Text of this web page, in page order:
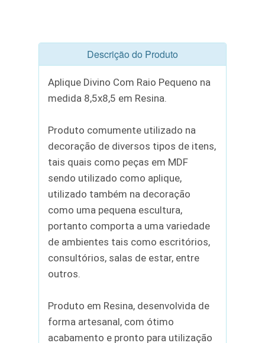
Descrição do Produto
Aplique Divino Com Raio Pequeno na
medida 8,5x8,5 em Resina.
Produto comumente utilizado na
decoração de diversos tipos de itens,
tais quais como peças em MDF
sendo utilizado como aplique,
utilizado também na decoração
como uma pequena escultura,
portanto comporta a uma variedade
de ambientes tais como escritórios,
consultórios, salas de estar, entre
outros.
Produto em Resina, desenvolvida de
forma artesanal, com ótimo
acabamento e pronto para utilização